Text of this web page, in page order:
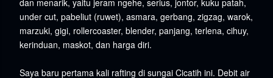
under cut, pabeliut (ruwet), asmara, gerbang, zigzag, warok,
marzuki, gigi, rollercoaster, blender, panjang, terlena, cihuy,
kerinduan, maskot, dan harga diri.
Saya baru pertama kali rafting di sungai Cicatih ini. Debit air